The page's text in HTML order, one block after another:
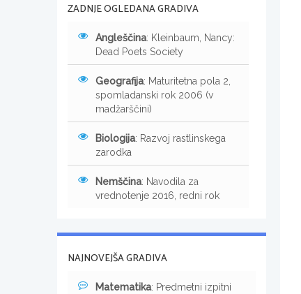
ZADNJE OGLEDANA GRADIVA
Angleščina: Kleinbaum, Nancy:
Dead Poets Society
Geografija: Maturitetna pola 2,
spomladanski rok 2006 (v
madžarščini)
Biologija: Razvoj rastlinskega
zarodka
Nemščina: Navodila za
vrednotenje 2016, redni rok
NAJNOVEJŠA GRADIVA
Matematika: Predmetni izpitni